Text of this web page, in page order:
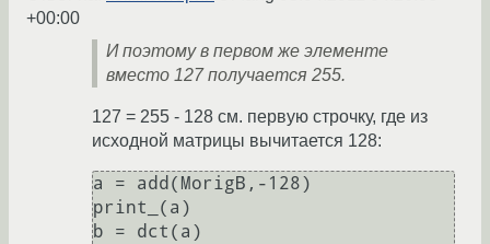
+00:00
И поэтому в первом же элементе
вместо 127 получается 255.
127 = 255 - 128 см. первую строчку, где из
исходной матрицы вычитается 128:
a = add(MorigB,-128)
print_(a)
b = dct(a)